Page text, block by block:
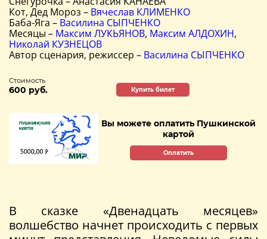
Кот, Дед Мороз – Вячеслав КЛИМЕНКО
Баба-Яга – Василина СЫПЧЕНКО
Месяцы – Максим ЛУКЬЯНОВ, Максим АЛДОХИН,
Николай КУЗНЕЦОВ
Автор сценария, режиссер – Василина СЫПЧЕНКО
Стоимость
600 руб. Купить билет
Вы можете оплатить Пушкинской
картой
Оплатить
В сказке «Двенадцать месяцев»
волшебство начнет происходить с первых